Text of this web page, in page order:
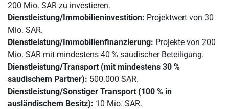
200 Mio. SAR zu investieren.
Dienstleistung/Immobilieninvestition: Projektwert von 30
Mio. SAR.
Dienstleistung/Immobilienfinanzierung: Projekte von 200
Mio. SAR mit mindestens 40 % saudischer Beteiligung.
Dienstleistung/Transport (mit mindestens 30 %
saudischem Partner): 500.000 SAR.
Dienstleistung/Sonstiger Transport (100 % in
ausländischem Besitz): 10 Mio. SAR.